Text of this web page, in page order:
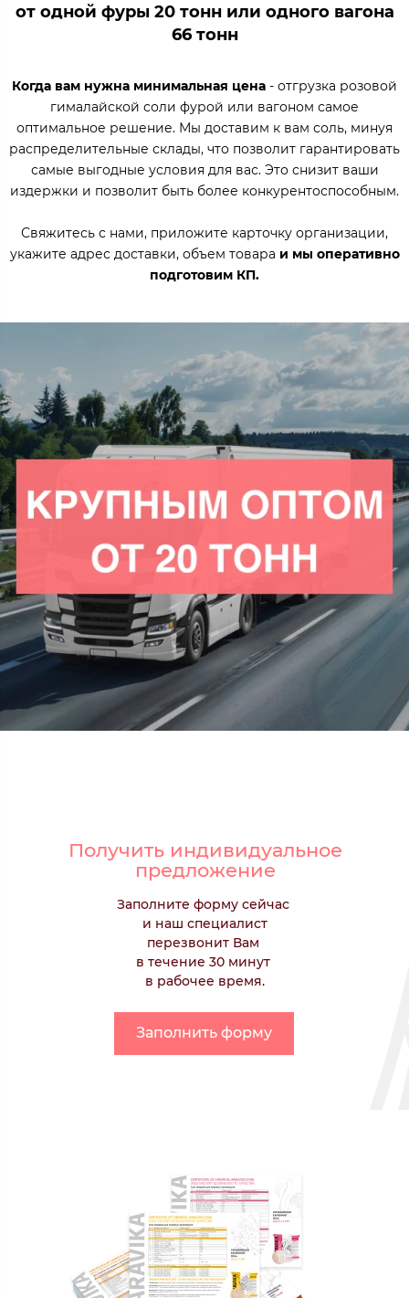
от одной фуры 20 тонн или одного вагона
66 тонн
Когда вам нужна минимальная цена - отгрузка розовой
гималайской соли фурой или вагоном самое
оптимальное решение. Мы доставим к вам соль, минуя
распределительные склады, что позволит гарантировать
самые выгодные условия для вас. Это снизит ваши
издержки и позволит быть более конкурентоспособным.
Свяжитесь с нами, приложите карточку организации,
укажите адрес доставки, объем товара и мы оперативно
подготовим КП.
Получить индивидуальное
предложение
Заполните форму сейчас
и наш специалист
перезвонит Вам
в течение 30 минут
в рабочее время.
Заполнить форму